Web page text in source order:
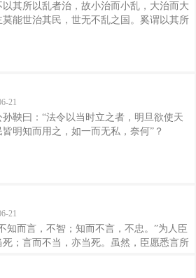
得势之至，不参官而洁，陈数而物当。
众吏，官立丞、监。夫置丞立监者，且以禁
以其所以乱者治，故小治而小乱，大治而大
莫能世治其民，世无不乱之国。奚谓以其所
有资而施其巧诈。初假吏民奸诈之本，而
末，禹不能以使十人之众，庸主安能以御一
彼而党与人者，不待我而有成事者也。
民，民倍主位而向私交。 民倍主位而向
21
孙鞅曰：“法令以当时立之者，明旦欲使天
皆明知而用之，如一而无私，奈何”？
读法令所谓，为之程式，使日数而知法令
不中程，为法令以罪之。 有敢剟定法
一字以上，罪死不赦。诸官吏及民有问法令
于主法令之吏，皆各以其故所欲问之法令明
21
知而言，不智；知而不言，不忠。”为人臣
；言而不当，亦当死。虽然，臣愿悉言所
而成从，将西面以与秦强为难。臣窃笑